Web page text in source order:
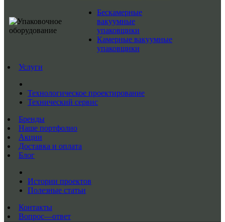
Бескамерные
вакуумные
упаковщики
Камерные вакуумные
упаковщики
Услуги
Технологическое проектирование
Технический сервис
Бренды
Наше портфолио
Акции
Доставка и оплата
Блог
Истории проектов
Полезные статьи
Контакты
Вопрос—ответ